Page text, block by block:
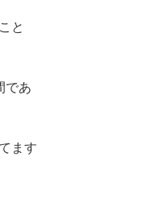
と
であ
ます